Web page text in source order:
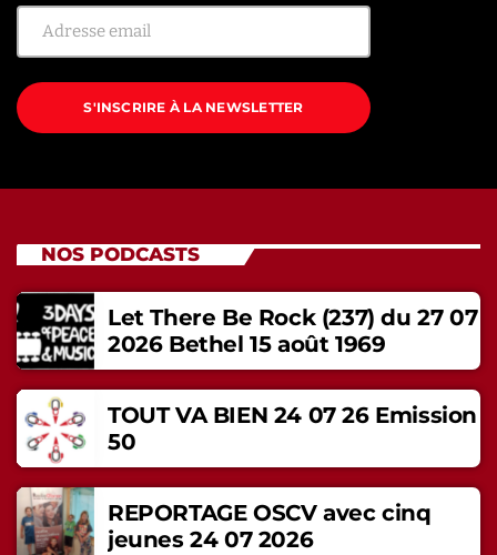
S'INSCRIRE À LA NEWSLETTER
NOS PODCASTS
Let There Be Rock (237) du 27 07
2026 Bethel 15 août 1969
TOUT VA BIEN 24 07 26 Emission
50
REPORTAGE OSCV avec cinq
jeunes 24 07 2026